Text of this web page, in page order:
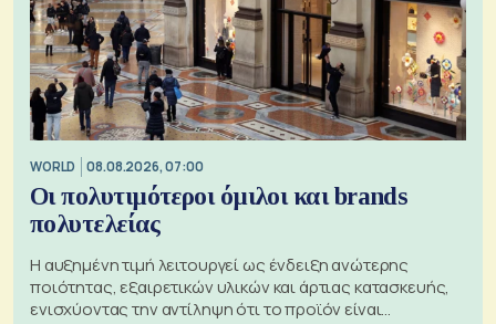
WORLD 08.08.2026, 07:00
Οι πολυτιμότεροι όμιλοι και brands
πολυτελείας
Η αυξημένη τιμή λειτουργεί ως ένδειξη ανώτερης
ποιότητας, εξαιρετικών υλικών και άρτιας κατασκευής,
ενισχύοντας την αντίληψη ότι το προϊόν είναι